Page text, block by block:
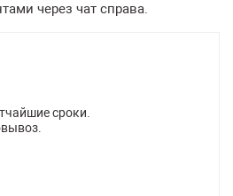
через чат справа.
сроки.